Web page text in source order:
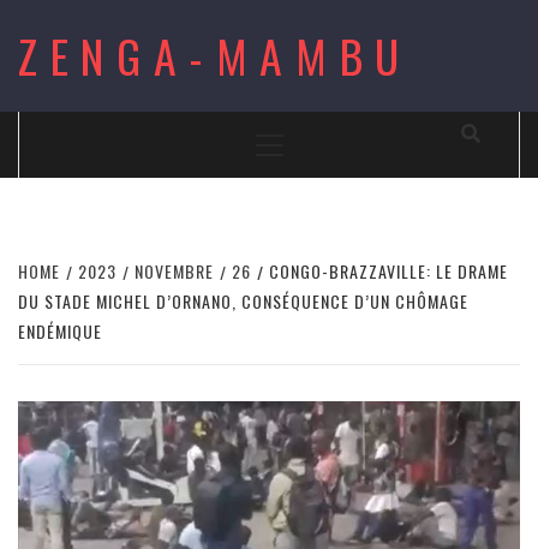
content
ZENGA-MAMBU
HOME 2023 NOVEMBRE 26
CONGO-BRAZZAVILLE: LE DRAME
DU STADE MICHEL D’ORNANO, CONSÉQUENCE D’UN CHÔMAGE
ENDÉMIQUE